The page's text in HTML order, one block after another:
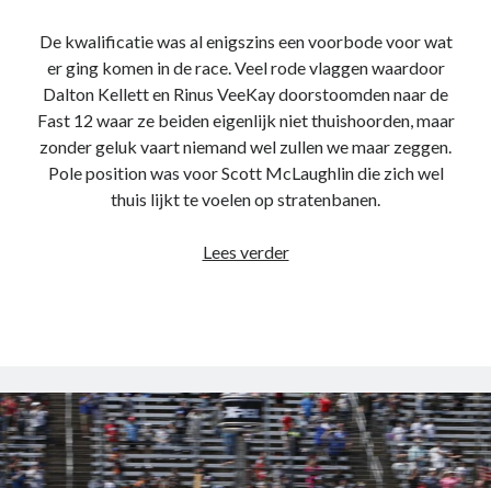
De kwalificatie was al enigszins een voorbode voor wat
er ging komen in de race. Veel rode vlaggen waardoor
Dalton Kellett en Rinus VeeKay doorstoomden naar de
Fast 12 waar ze beiden eigenlijk niet thuishoorden, maar
zonder geluk vaart niemand wel zullen we maar zeggen.
Pole position was voor Scott McLaughlin die zich wel
thuis lijkt te voelen op stratenbanen.
Lees verderRace
Prix
2022